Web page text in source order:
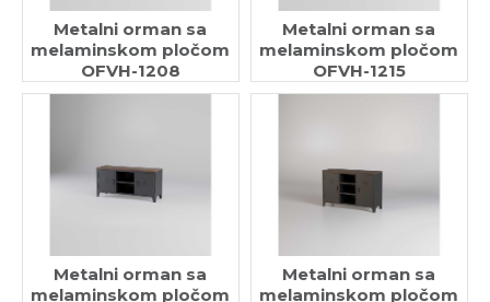
Metalni orman sa
melaminskom pločom
OFVH-1208
Metalni orman sa
melaminskom pločom
OFVH-1215
Metalni orman sa
melaminskom pločom
Metalni orman sa
melaminskom pločom